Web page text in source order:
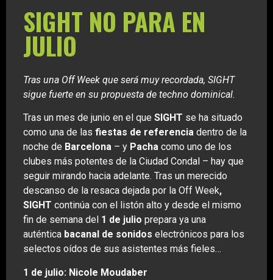
SIGHT NO PARA EN
JULIO
Tras una Off Week que será muy recordada, SIGHT
sigue fuerte en su propuesta de techno dominical.
Tras un mes de junio en el que SIGHT se ha situado
como una de las fiestas de referencia dentro de la
noche de Barcelona – y Pacha como uno de los
clubes más potentes de la Ciudad Condal – hay que
seguir mirando hacia adelante. Tras un merecido
descanso de la resaca dejada por la Off Week,
SIGHT continúa con el listón alto y desde el mismo
fin de semana del 1 de julio prepara ya una
auténtica bacanal de sonidos electrónicos para los
selectos oídos de sus asistentes más fieles…
1 de julio: Nicole Moudaber